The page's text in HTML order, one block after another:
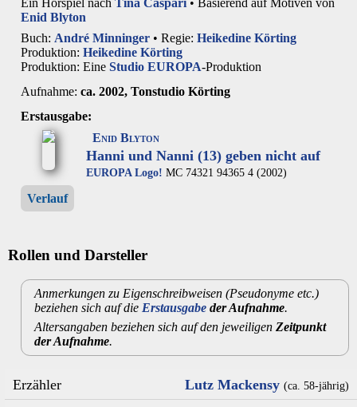
Ein Hörspiel nach Tina Caspari • Basierend auf Motiven von
Enid Blyton
Buch: André Minninger • Regie: Heikedine Körting
Produktion: Heikedine Körting
Produktion: Eine Studio EUROPA-Produktion
Aufnahme: ca. 2002, Tonstudio Körting
Erstausgabe:
Enid Blyton
Hanni und Nanni (13) geben nicht auf
EUROPA Logo! MC 74321 94365 4 (2002)
Verlauf
Rollen und Darsteller
Anmerkungen zu Eigenschreibweisen (Pseudonyme etc.)
beziehen sich auf die Erstausgabe der Aufnahme.
Altersangaben beziehen sich auf den jeweiligen Zeitpunkt
der Aufnahme.
Erzähler Lutz Mackensy (ca. 58‑jährig)